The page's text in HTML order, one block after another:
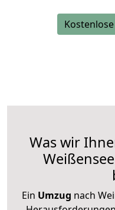
Was wir
Ein Umzug nach